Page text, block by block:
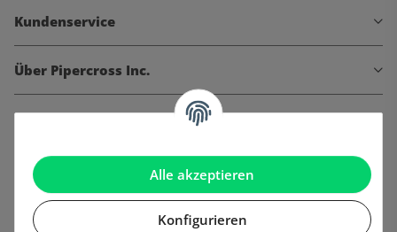
Alle akzeptieren
Konfigurieren
Kundenservice
Über Pipercross Inc.
Informationen
Gesetzliche Informationen